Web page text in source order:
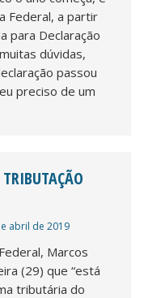
Federal, a partir
para Declaração
dúvidas,
passou
preciso de um
abril de 2019
Marcos
(29) que “está
tributária do